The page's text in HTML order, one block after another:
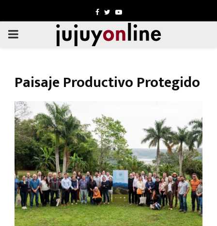
Facebook
TwitterYoutube
PRIMARY
Paisaje Productivo Protegido